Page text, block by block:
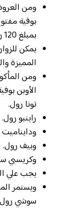
ومن
بوفية
بمبلغ 120 ريال سعودي فقط.
يمكن
المميزة
ومن
الأوبن
تونا رول.
راينبو رول.
‏وبيف رول.
‏وكريسبي
‏يجب علي
‏ويستمر
سوشي رول